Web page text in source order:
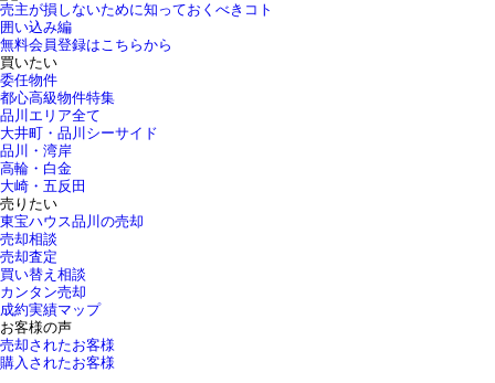
売主が損しないために知っておくべきコト
囲い込み編
無料会員登録はこちらから
買いたい
委任物件
都心高級物件特集
品川エリア全て
大井町・品川シーサイド
品川・湾岸
高輪・白金
大崎・五反田
売りたい
東宝ハウス品川の売却
売却相談
売却査定
買い替え相談
カンタン売却
成約実績マップ
お客様の声
売却されたお客様
購入されたお客様